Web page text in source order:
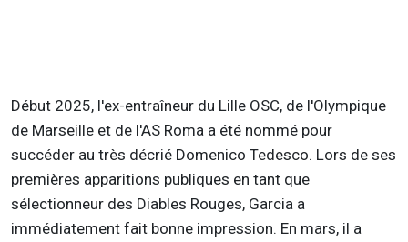
Début 2025, l'ex-entraîneur du Lille OSC, de l'Olympique
de Marseille et de l'AS Roma a été nommé pour
succéder au très décrié Domenico Tedesco. Lors de ses
premières apparitions publiques en tant que
sélectionneur des Diables Rouges, Garcia a
immédiatement fait bonne impression. En mars, il a